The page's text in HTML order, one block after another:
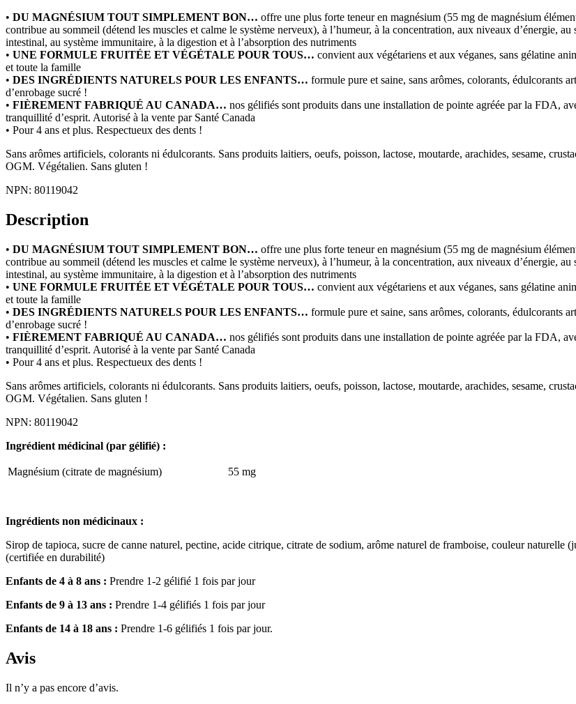
• DU MAGNÉSIUM TOUT SIMPLEMENT BON… offre une plus forte teneur en magnésium (55 mg de magnésium
contribue au sommeil (détend les muscles et calme le système nerveux), à l’humeur, à la concentration, aux niveaux d’énergie,
intestinal, au système immunitaire, à la digestion et à l’absorption des nutriments
• UNE FORMULE FRUITÉE ET VÉGÉTALE POUR TOUS… convient aux végétariens et aux véganes, sans gélatine
et toute la famille
• DES INGRÉDIENTS NATURELS POUR LES ENFANTS… formule pure et saine, sans arômes, colorants, édulcorants
d’enrobage sucré !
• FIÈREMENT FABRIQUÉ AU CANADA… nos gélifiés sont produits dans une installation de pointe agréée par la FDA,
tranquillité d’esprit. Autorisé à la vente par Santé Canada
• Pour 4 ans et plus. Respectueux des dents !
Sans arômes artificiels, colorants ni édulcorants. Sans produits laitiers, oeufs, poisson, lactose, moutarde, arachides, sesame,
OGM. Végétalien. Sans gluten !
NPN: 80119042
Description
• DU MAGNÉSIUM TOUT SIMPLEMENT BON… offre une plus forte teneur en magnésium (55 mg de magnésium
contribue au sommeil (détend les muscles et calme le système nerveux), à l’humeur, à la concentration, aux niveaux d’énergie,
intestinal, au système immunitaire, à la digestion et à l’absorption des nutriments
• UNE FORMULE FRUITÉE ET VÉGÉTALE POUR TOUS… convient aux végétariens et aux véganes, sans gélatine
et toute la famille
• DES INGRÉDIENTS NATURELS POUR LES ENFANTS… formule pure et saine, sans arômes, colorants, édulcorants
d’enrobage sucré !
• FIÈREMENT FABRIQUÉ AU CANADA… nos gélifiés sont produits dans une installation de pointe agréée par la FDA,
tranquillité d’esprit. Autorisé à la vente par Santé Canada
• Pour 4 ans et plus. Respectueux des dents !
Sans arômes artificiels, colorants ni édulcorants. Sans produits laitiers, oeufs, poisson, lactose, moutarde, arachides, sesame,
OGM. Végétalien. Sans gluten !
NPN: 80119042
Ingrédient médicinal (par gélifié) :
Magnésium (citrate de magnésium) 55 mg
Ingrédients non médicinaux :
Sirop de tapioca, sucre de canne naturel, pectine, acide citrique, citrate de sodium, arôme naturel de framboise, couleur
(certifiée en durabilité)
Enfants de 4 à 8 ans : Prendre 1-2 gélifié 1 fois par jour
Enfants de 9 à 13 ans : Prendre 1-4 gélifiés 1 fois par jour
Enfants de 14 à 18 ans : Prendre 1-6 gélifiés 1 fois par jour.
Avis
Il n’y a pas encore d’avis.